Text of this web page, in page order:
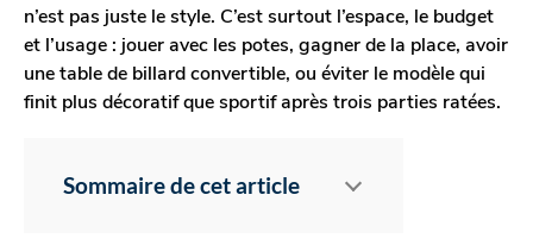
n’est pas juste le style. C’est surtout l’espace, le budget
et l’usage : jouer avec les potes, gagner de la place, avoir
une table de billard convertible, ou éviter le modèle qui
finit plus décoratif que sportif après trois parties ratées.
Sommaire de cet article